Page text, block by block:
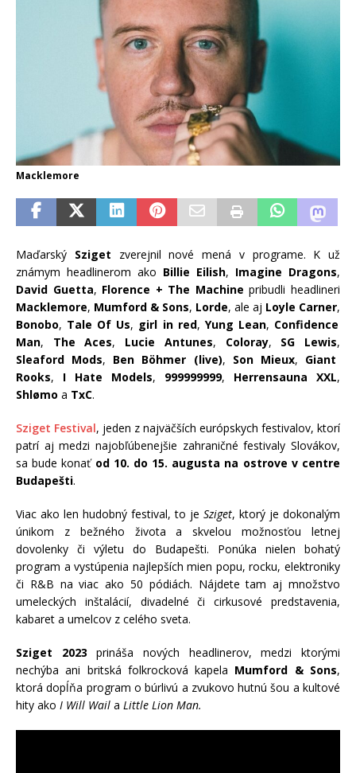
Macklemore
Maďarský Sziget zverejnil nové mená v programe. K už
známym headlinerom ako Billie Eilish, Imagine Dragons,
David Guetta, Florence + The Machine pribudli headlineri
Macklemore, Mumford & Sons, Lorde, ale aj Loyle Carner,
Bonobo, Tale Of Us, girl in red, Yung Lean, Confidence
Man, The Aces, Lucie Antunes, Coloray, SG Lewis,
Sleaford Mods, Ben Böhmer (live), Son Mieux, Giant
Rooks, I Hate Models, 999999999, Herrensauna XXL,
Shlømo a TxC.
Sziget Festival, jeden z najväčších európskych festivalov, ktorí
patrí aj medzi najobľúbenejšie zahraničné festivaly Slovákov,
sa bude konať od 10. do 15. augusta na ostrove v centre
Budapešti.
Viac ako len hudobný festival, to je Sziget, ktorý je dokonalým
únikom z bežného života a skvelou možnosťou letnej
dovolenky či výletu do Budapešti. Ponúka nielen bohatý
program a vystúpenia najlepších mien popu, rocku, elektroniky
či R&B na viac ako 50 pódiách. Nájdete tam aj množstvo
umeleckých inštalácií, divadelné či cirkusové predstavenia,
kabaret a umelcov z celého sveta.
Sziget 2023 prináša nových headlinerov, medzi ktorými
nechýba ani britská folkrocková kapela Mumford & Sons,
ktorá dopĺňa program o búrlivú a zvukovo hutnú šou a kultové
hity ako I Will Wail a Little Lion Man.